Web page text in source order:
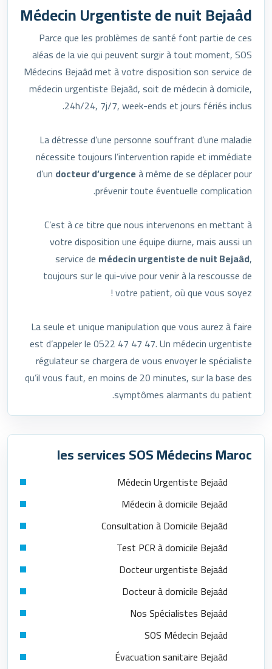
Médecin Urgentiste de nuit Bejaâd
Parce que les problèmes de santé font partie de ces
aléas de la vie qui peuvent surgir à tout moment, SOS
Médecins Bejaâd met à votre disposition son service de
médecin urgentiste Bejaâd, soit de médecin à domicile,
24h/24, 7j/7, week-ends et jours fériés inclus.
La détresse d’une personne souffrant d’une maladie
nécessite toujours l’intervention rapide et immédiate
d’un docteur d’urgenceà même de se déplacer pour
prévenir toute éventuelle complication.
C’est à ce titre que nous intervenons en mettant à
votre disposition une équipe diurne, mais aussi un
service de médecin urgentiste de nuit Bejaâd,
toujours sur le qui-vive pour venir à la rescousse de
votre patient, où que vous soyez !
La seule et unique manipulation que vous aurez à faire
est d’appeler le 0522 47 47 47. Un médecin urgentiste
régulateur se chargera de vous envoyer le spécialiste
qu’il vous faut, en moins de 20 minutes, sur la base des
symptômes alarmants du patient.
les services SOS Médecins Maroc
Médecin Urgentiste Bejaâd
Médecin à domicile Bejaâd
Consultation à Domicile Bejaâd
Test PCR à domicile Bejaâd
Docteur urgentiste Bejaâd
Docteur à domicile Bejaâd
Nos Spécialistes Bejaâd
SOS Médecin Bejaâd
Évacuation sanitaire Bejaâd